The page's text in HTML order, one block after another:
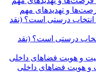
و تهدیدهای مهم
درستی است؟ (نقد
و هویت فضاهای داخلی